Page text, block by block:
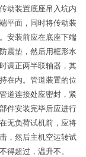
动装置底座吊入坑内
平面，同时将传动装
安装前应在底座下端
震垫，然后用框形水
调正两半联轴器，其
在内。管道装置的位
道连接处应密封，紧
件安装完毕后应进行
无负荷试机前，应将
，然后主机空运转试
得超过，温升不。